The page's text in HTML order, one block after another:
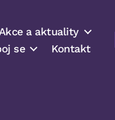
Akce a aktuality
se
Kontakt